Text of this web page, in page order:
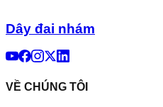
Dây đai nhám
VỀ CHÚNG TÔI